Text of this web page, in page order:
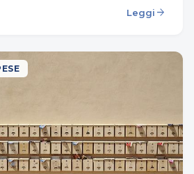
Leggi arrow_forward